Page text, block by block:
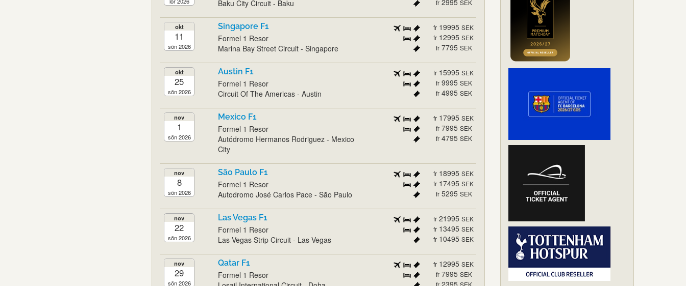
Baku City Circuit - Baku
fr
SEK
okt
11
sön 2026
Singapore F1
Formel 1 Resor
Marina Bay Street Circuit - Singapore
fr 19995 SEK
fr 12995 SEK
fr 7795 SEK
okt
25
sön 2026
Austin F1
Formel 1 Resor
Circuit Of The Americas - Austin
fr 15995 SEK
fr 9995 SEK
fr 4995 SEK
nov
1
sön 2026
Mexico F1
Formel 1 Resor
Autódromo Hermanos Rodriguez - Mexico
City
fr 17995 SEK
fr 7995 SEK
fr 4795 SEK
nov
8
sön 2026
São Paulo F1
Formel 1 Resor
Autodromo José Carlos Pace - São Paulo
fr 18995 SEK
fr 17495 SEK
fr 5295 SEK
nov
22
sön 2026
Las Vegas F1
Formel 1 Resor
Las Vegas Strip Circuit - Las Vegas
fr 21995 SEK
fr 13495 SEK
fr 10495 SEK
nov
29
sön 2026
Qatar F1
Formel 1 Resor
fr 12995 SEK
fr 7995 SEK
fr 2395 SEK